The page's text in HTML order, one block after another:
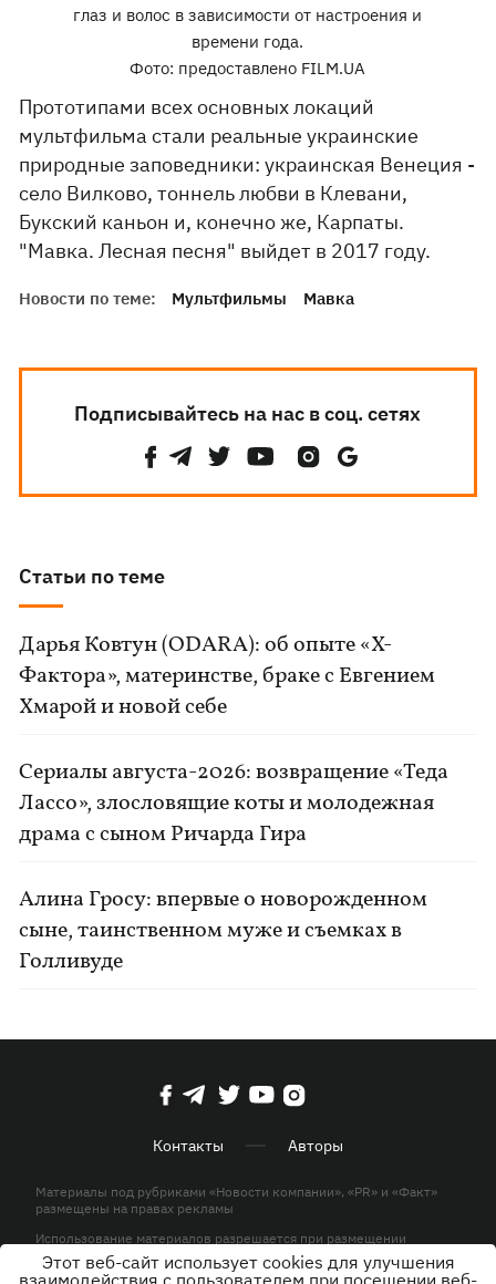
глаз и волос в зависимости от настроения и
времени года.
Фото: предоставлено FILM.UA
Прототипами всех основных локаций
мультфильма стали реальные украинские
природные заповедники: украинская Венеция -
село Вилково, тоннель любви в Клевани,
Букский каньон и, конечно же, Карпаты.
"Мавка. Лесная песня" выйдет в 2017 году.
Новости по теме: Мультфильмы Мавка
Подписывайтесь на нас в соц. сетях
Статьи по теме
Дарья Ковтун (ODARA): об опыте «Х-
Фактора», материнстве, браке с Евгением
Хмарой и новой себе
Сериалы августа-2026: возвращение «Теда
Лассо», злословящие коты и молодежная
драма с сыном Ричарда Гира
Алина Гросу: впервые о новорожденном
сыне, таинственном муже и съемках в
Голливуде
Контакты Авторы
Материалы под рубриками «Новости компании», «PR» и «Факт»
размещены на правах рекламы
Использование материалов разрешается при размещении
активной гиперссылки на KP.UA в первом абзаце.
Этот веб-сайт использует cookies для улучшения
взаимодействия с пользователем при посещении веб-